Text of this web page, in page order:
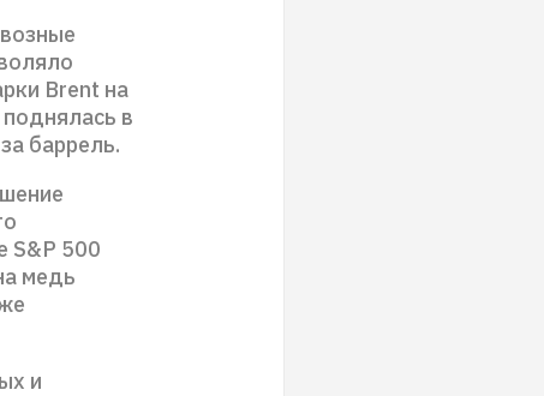
Brent на
в
баррель.
S&P 500
медь
и